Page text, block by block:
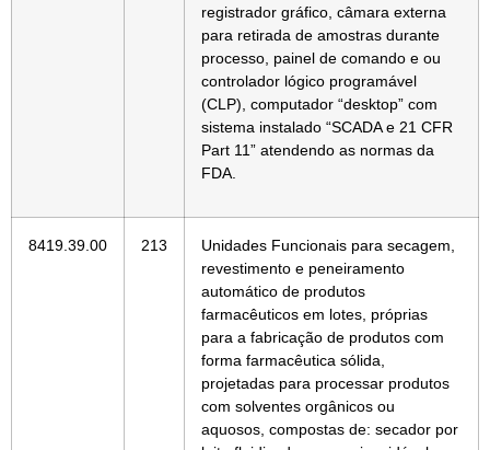
registrador gráfico, câmara externa
para retirada de amostras durante
processo, painel de comando e ou
controlador lógico programável
(CLP), computador “desktop” com
sistema instalado “SCADA e 21 CFR
Part 11” atendendo as normas da
FDA.
8419.39.00 213
Unidades Funcionais para secagem,
revestimento e peneiramento
automático de produtos
farmacêuticos em lotes, próprias
para a fabricação de produtos com
forma farmacêutica sólida,
projetadas para processar produtos
com solventes orgânicos ou
aquosos, compostas de: secador por